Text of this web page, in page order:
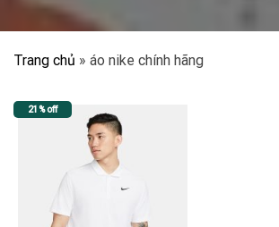
Trang chủ » áo nike chính hãng
21% off